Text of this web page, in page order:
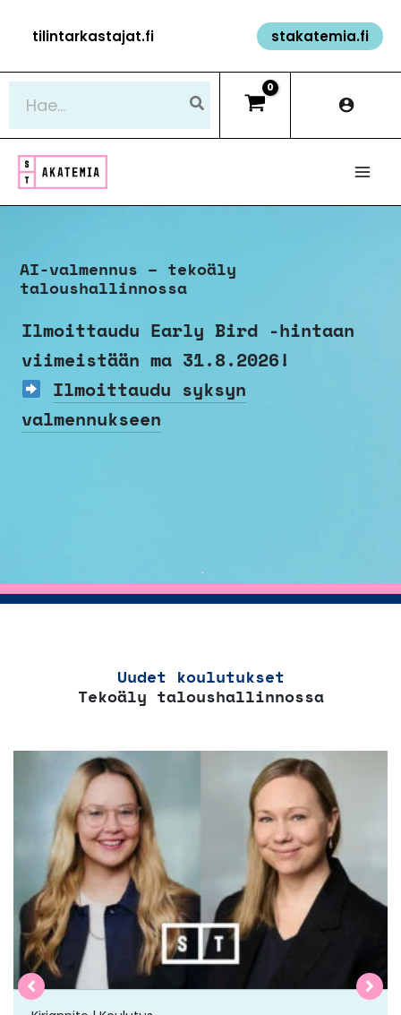
sisältöön
tilintarkastajat.fi stakatemia.fi
AI-valmennus – tekoäly
taloushallinnossa
Ilmoittaudu Early Bird -hintaan
viimeistään ma 31.8.2026!
Ilmoittaudu syksyn
valmennukseen
Uudet koulutukset
Tekoäly taloushallinnossa
tuotteella
useampi
muunnelma.
Voit
tehdä
valinnat
tuotteen
sivulla.